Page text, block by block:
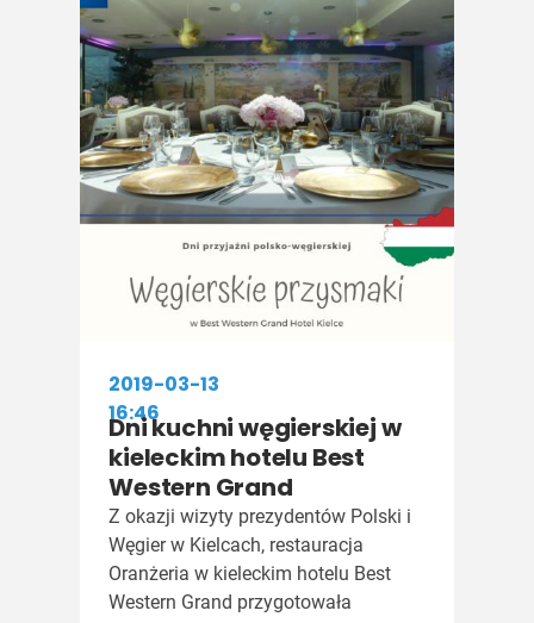
2019-03-13
16:46
Dni kuchni węgierskiej w
kieleckim hotelu Best
Western Grand
Z okazji wizyty prezydentów Polski i
Węgier w Kielcach, restauracja
Oranżeria w kieleckim hotelu Best
Western Grand przygotowała